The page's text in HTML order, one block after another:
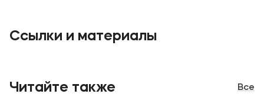
Ссылки и материалы
Читайте также Все